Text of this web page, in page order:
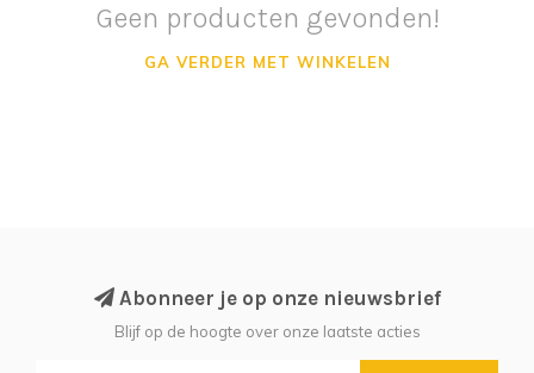
Geen producten gevonden!
GA VERDER MET WINKELEN
Abonneer je op onze nieuwsbrief
Blijf op de hoogte over onze laatste acties